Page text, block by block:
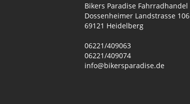
Bikers Paradise Fahrradhandel
Dossenheimer Landstrasse 106
69121 Heidelberg
06221/409063
06221/409074
info@bikersparadise.de